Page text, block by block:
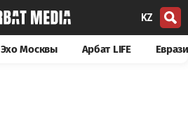
KZ
Эхо Москвы Арбат LIFE